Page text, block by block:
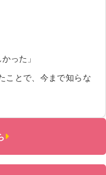
った」
ことで、今まで知らな